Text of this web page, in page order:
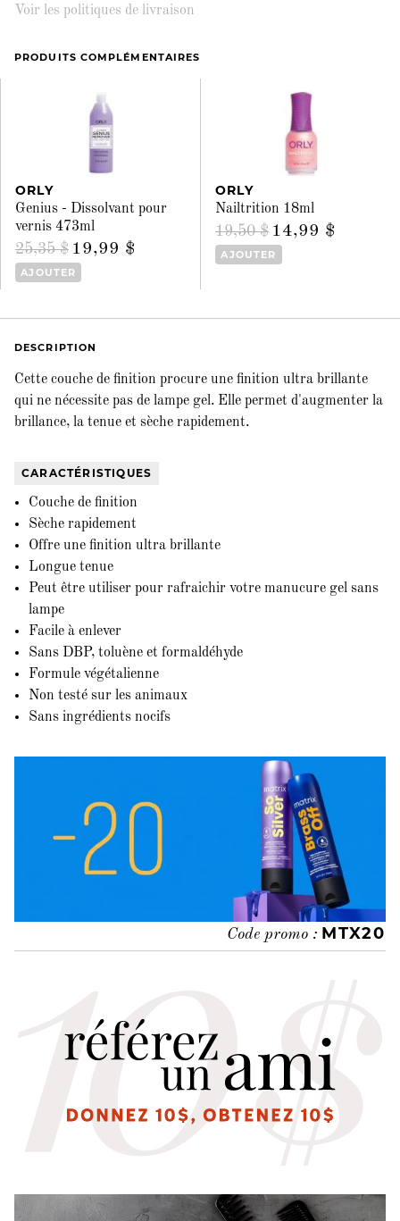
Voir les politiques de livraison
PRODUITS COMPLÉMENTAIRES
ORLY
Genius - Dissolvant pour
vernis 473ml
25,35 $ 19,99 $
AJOUTER
ORLY
Nailtrition 18ml
19,50 $ 14,99 $
AJOUTER
DESCRIPTION
Cette couche de finition procure une finition ultra brillante
qui ne nécessite pas de lampe gel. Elle permet d'augmenter la
brillance, la tenue et sèche rapidement.
CARACTÉRISTIQUES
Couche de finition
Sèche rapidement
Offre une finition ultra brillante
Longue tenue
Peut être utiliser pour rafraichir votre manucure gel sans
lampe
Facile à enlever
Sans DBP, toluène et formaldéhyde
Formule végétalienne
Non testé sur les animaux
Sans ingrédients nocifs
Code promo : MTX20